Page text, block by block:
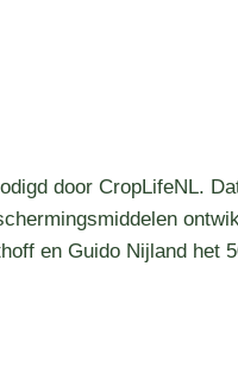
door CropLifeNL.
en Guido Nijland het